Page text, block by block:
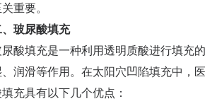
重要。
玻尿酸填充
填充是一种利用透明质酸进行填充的
润滑等作用。在太阳穴凹陷填充中，
充具有以下几个优点：